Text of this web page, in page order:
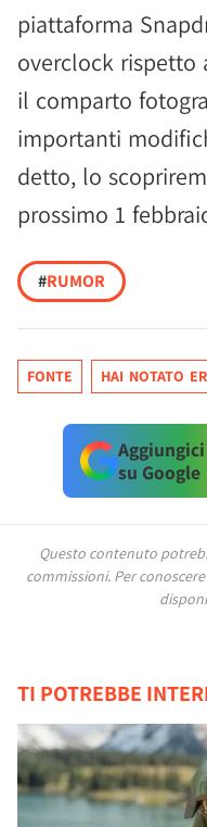
piattaforma
overclock rispetto
il comparto
importanti
detto, lo
prossimo 1
#RUMOR
FONTE HAI NOTATO
su Google
Questo contenuto
commissioni. Per
TI POTREBBE